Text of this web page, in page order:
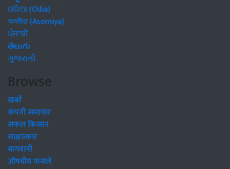
ଓଡିଆ (Odia)
অসমীয়া (Asomiya)
ਪੰਜਾਬੀ
తెలుగు
ગુજરાતી
Browse
खबरें
कंपनी समाचार
सफल किसान
साक्षात्कार
बागवानी
औषधीय फसलें